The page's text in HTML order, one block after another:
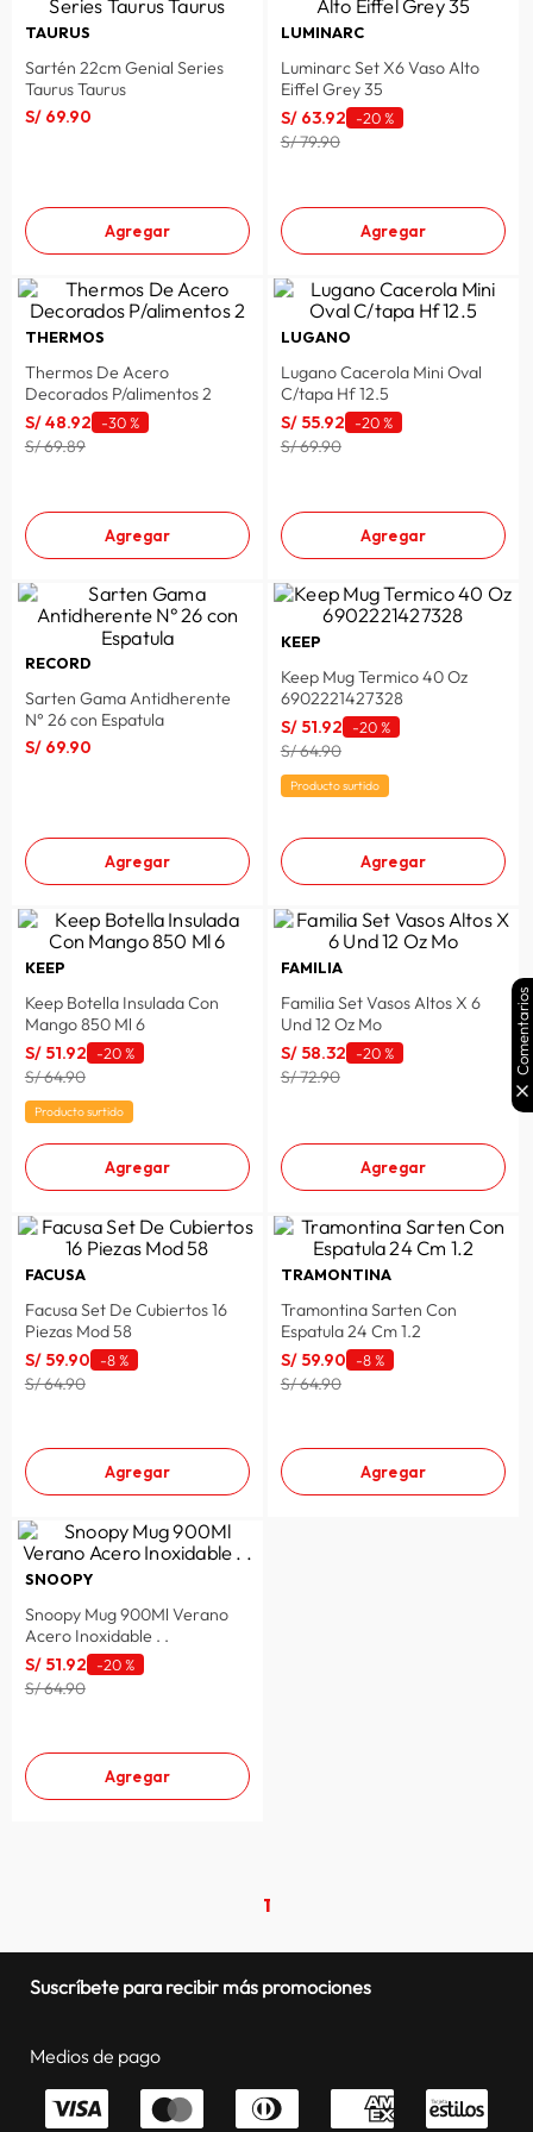
TAURUS
Sartén 22cm Genial Series
Taurus Taurus
S/ 69.90
Agregar
LUMINARC
Luminarc Set X6 Vaso Alto
Eiffel Grey 35
S/ 63.92 -20 %
S/ 79.90
Agregar
THERMOS
Thermos De Acero
Decorados P/alimentos 2
S/48.92 -30 %
S/ 69.89
Agregar
LUGANO
Lugano Cacerola Mini Oval
C/tapa Hf 12.5
S/ 55.92 -20 %
S/ 69.90
Agregar
RECORD
Sarten Gama Antidherente
N° 26 con Espatula
S/ 69.90
Agregar
KEEP
Keep Mug Termico 40 Oz
6902221427328
S/ 51.92 -20 %
S/ 64.90
Producto surtido
Agregar
KEEP
Keep Botella Insulada Con
Mango 850 Ml 6
S/ 51.92 -20 %
S/ 64.90
Producto surtido
Agregar
FAMILIA
Familia Set Vasos Altos X 6
Und 12 Oz Mo
S/ 58.32 -20 %
S/ 72.90
Agregar
FACUSA
Facusa Set De Cubiertos 16
Piezas Mod 58
S/ 59.90 -8 %
S/ 64.90
Agregar
TRAMONTINA
Tramontina Sarten Con
Espatula 24 Cm 1.2
S/ 59.90 -8 %
S/ 64.90
Agregar
SNOOPY
Snoopy Mug 900Ml Verano
Acero Inoxidable . .
S/ 51.92 -20 %
S/ 64.90
Agregar
1
Suscríbete para recibir más promociones
Medios de pago
Comentarios